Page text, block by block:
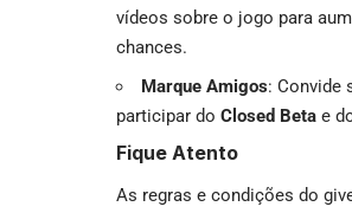
vídeos sobre o jogo para
chances.
Marque Amigos: Convide
participar do Closed Beta e
Fique Atento
As regras e condições do